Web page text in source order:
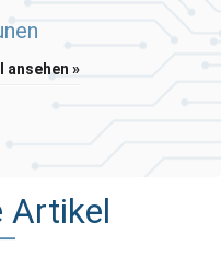
ansehen »
Artikel